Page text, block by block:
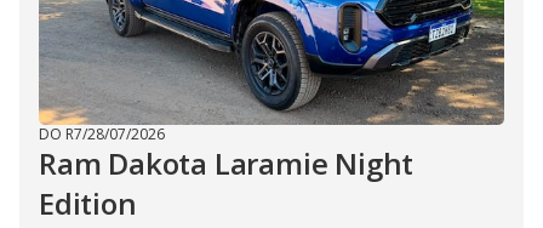
DO R7/28/07/2026
Ram Dakota Laramie Night
Edition